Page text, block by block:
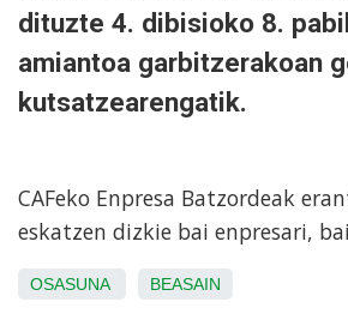
dituzte 4. dibisioko 8.
amiantoa garbitzerakoan
kutsatzearengatik.
CAFeko Enpresa Batzordeak
eskatzen dizkie bai enpresari,
OSASUNA BEASAIN